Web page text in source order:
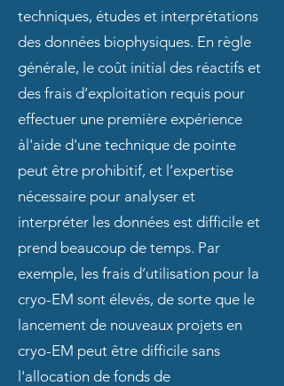
techniques, études et interprétations
des données biophysiques. En règle
générale, le coût initial des réactifs et
des frais d’exploitation requis pour
effectuer une première expérience
àl'aide d'une technique de pointe
peut être prohibitif, et l’expertise
nécessaire pour analyser et
interpréter les données est difficile et
prend beaucoup de temps. Par
exemple, les frais d’utilisation pour la
cryo-EM sont élevés, de sorte que le
lancement de nouveaux projets en
cryo-EM peut être difficile sans
l'allocation de fonds de